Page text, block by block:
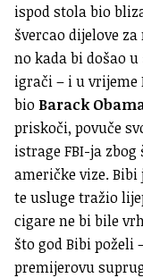
ispod stola bio
švercao dijelove
no kada bi došao
igrači – i u vrijeme
bio Barack
priskoči, povuče
istrage FBI-ja
američke vize.
te usluge tražio
cigare ne bi bile
što god Bibi poželi
premijerovu